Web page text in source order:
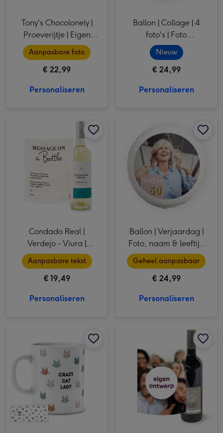
Tony's Chocolonely |
Proeverijtje | Eigen
ontwerp | 288g
Aanpasbare foto
€ 22,99
Personaliseren
Ballon | Collage | 4
foto's | Foto
aanpasbaar
Nieuw
€ 24,99
Personaliseren
Condado Real |
Verdejo - Viura |
Message met eigen
tekst | 750 ml
Aanpasbare tekst
€ 19,49
Personaliseren
Ballon | Verjaardag |
Foto, naam & leeftijd
aanpasbaar
Geheel aanpasbaar
€ 24,99
Personaliseren